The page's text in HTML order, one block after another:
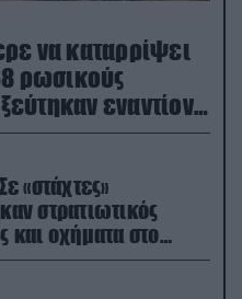
να καταρρίψει
ρωσικούς
εναντίον
«στάχτες»
στρατιωτικός
και οχήματα στο
από ρωσικά